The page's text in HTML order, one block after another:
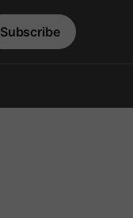
Subscribe